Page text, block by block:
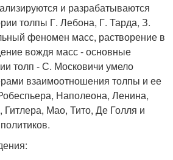
и разрабатываются
толпы Г. Лебона, Г. Тарда, З.
феномен масс, растворение в
вождя масс - основные
толп - С. Московичи умело
взаимоотношения толпы и ее
Наполеона, Ленина,
Мао, Тито, Де Голля и